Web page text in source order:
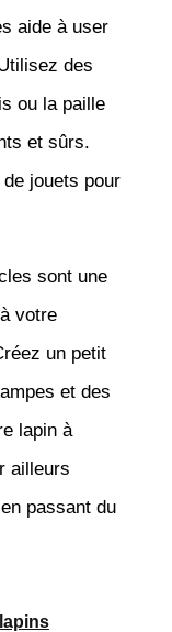
aide à user
des
ou la paille
et sûrs.
jouets pour
sont une
votre
un petit
et des
lapin à
ailleurs
passant du